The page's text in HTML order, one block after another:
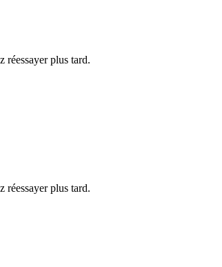
réessayer plus tard.
réessayer plus tard.